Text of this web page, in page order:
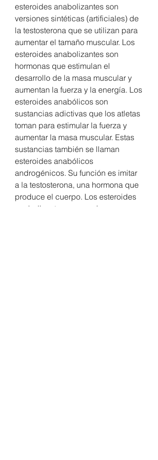
esteroides anabolizantes son
versiones sintéticas (artificiales) de
la testosterona que se utilizan para
aumentar el tamaño muscular. Los
esteroides anabolizantes son
hormonas que estimulan el
desarrollo de la masa muscular y
aumentan la fuerza y la energía. Los
esteroides anabólicos son
sustancias adictivas que los atletas
toman para estimular la fuerza y
aumentar la masa muscular. Estas
sustancias también se llaman
esteroides anabólicos
androgénicos. Su función es imitar
a la testosterona, una hormona que
produce el cuerpo. Los esteroides
anabolizantes son versiones